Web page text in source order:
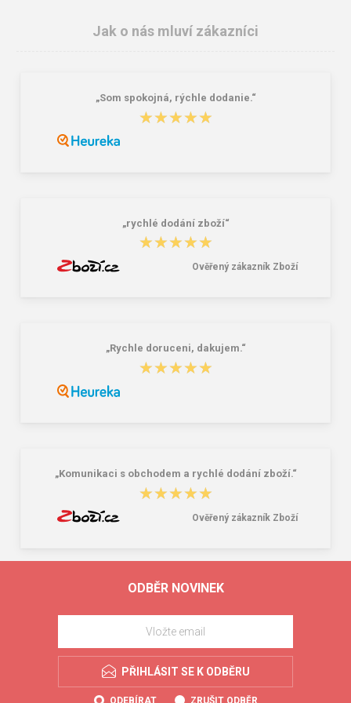
Jak o nás mluví zákazníci
„Som spokojná, rýchle dodanie.“
★★★★★
★★★★★
„rychlé dodání zboží“
★★★★★
★★★★★
Ověřený zákazník Zboží
„Rychle doruceni, dakujem.“
★★★★★
★★★★★
„Komunikaci s obchodem a rychlé dodání zboží.“
★★★★★
★★★★★
Ověřený zákazník Zboží
ODBĚR NOVINEK
PŘIHLÁSIT SE K ODBĚRU
ODEBÍRAT ZRUŠIT ODBĚR